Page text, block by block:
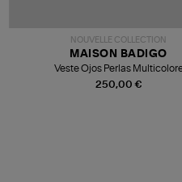
NOUVELLE COLLECTION
250,00 €
MAISON BADIGO
Veste Ojos Perlas